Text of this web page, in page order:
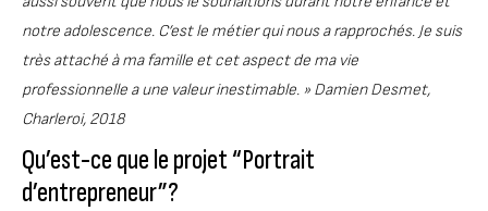
notre adolescence. C’est le métier qui nous a rapprochés. Je suis
très attaché à ma famille et cet aspect de ma vie
professionnelle a une valeur inestimable. » Damien Desmet,
Charleroi, 2018
Qu’est-ce que le projet “Portrait
d’entrepreneur”?